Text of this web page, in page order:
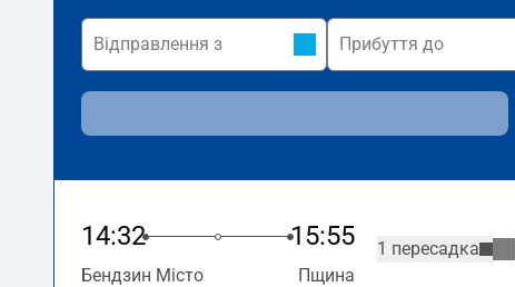
14:32 15:55
Бендзин Місто Пщина
1 пересадка